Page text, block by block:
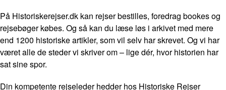
På Historiskerejser.dk kan rejser bestilles, foredrag bookes og
rejsebøger købes. Og så kan du læse løs i arkivet med mere
end 1200 historiske artikler, som vil selv har skrevet. Og vi har
været alle de steder vi skriver om – lige dér, hvor historien har
sat sine spor.
Din kompetente rejseleder hedder hos Historiske Rejser